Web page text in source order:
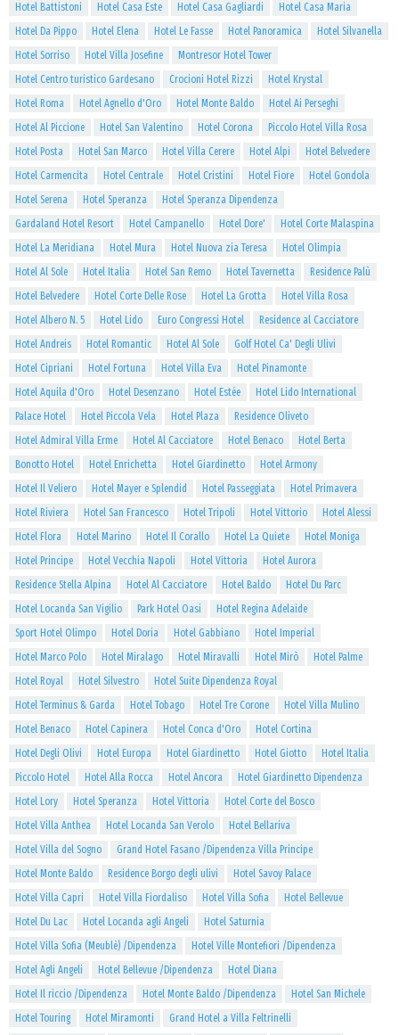
Hotel Battistoni
Hotel Casa Este Hotel Casa Gagliardi
Hotel Casa Maria
Hotel Da Pippo
Hotel Elena Hotel Le Fasse Hotel Panoramica
Hotel Silvanella
Hotel Sorriso
Hotel Villa Josefine
Montresor Hotel Tower
Hotel Centro turistico Gardesano
Crocioni Hotel Rizzi
Hotel Krystal
Hotel Roma
Hotel Agnello d'Oro Hotel Monte Baldo
Hotel Ai Perseghi
Hotel Al Piccione
Hotel San Valentino Hotel Corona
Piccolo Hotel Villa Rosa
Hotel Posta
Hotel San Marco Hotel Villa Cerere Hotel Alpi
Hotel Belvedere
Hotel Carmencita
Hotel Centrale Hotel Cristini Hotel Fiore
Hotel Gondola
Hotel Serena
Hotel Speranza
Hotel Speranza Dipendenza
Gardaland Hotel Resort
Hotel Campanello Hotel Dore'
Hotel Corte Malaspina
Hotel La Meridiana
Hotel Mura Hotel Nuova zia Teresa
Hotel Olimpia
Hotel Al Sole
Hotel Italia Hotel San Remo Hotel Tavernetta
Residence Palù
Hotel Belvedere
Hotel Corte Delle Rose Hotel La Grotta
Hotel Villa Rosa
Hotel Albero N. 5
Hotel Lido Euro Congressi Hotel
Residence al Cacciatore
Hotel Andreis
Hotel Romantic Hotel Al Sole
Golf Hotel Ca' Degli Ulivi
Hotel Cipriani
Hotel Fortuna Hotel Villa Eva
Hotel Pinamonte
Hotel Aquila d'Oro
Hotel Desenzano Hotel Estée
Hotel Lido International
Palace Hotel
Hotel Piccola Vela Hotel Plaza
Residence Oliveto
Hotel Admiral Villa Erme
Hotel Al Cacciatore Hotel Benaco
Hotel Berta
Bonotto Hotel
Hotel Enrichetta Hotel Giardinetto
Hotel Armony
Hotel Il Veliero
Hotel Mayer e Splendid Hotel Passeggiata
Hotel Primavera
Hotel Riviera
Hotel San Francesco Hotel Tripoli Hotel Vittorio
Hotel Alessi
Hotel Flora
Hotel Marino Hotel Il Corallo Hotel La Quiete
Hotel Moniga
Hotel Principe
Hotel Vecchia Napoli Hotel Vittoria
Hotel Aurora
Residence Stella Alpina
Hotel Al Cacciatore Hotel Baldo
Hotel Du Parc
Hotel Locanda San Vigilio
Park Hotel Oasi
Hotel Regina Adelaide
Sport Hotel Olimpo
Hotel Doria Hotel Gabbiano
Hotel Imperial
Hotel Marco Polo
Hotel Miralago Hotel Miravalli Hotel Mirò
Hotel Palme
Hotel Royal
Hotel Silvestro
Hotel Suite Dipendenza Royal
Hotel Terminus & Garda
Hotel Tobago Hotel Tre Corone
Hotel Villa Mulino
Hotel Benaco
Hotel Capinera Hotel Conca d'Oro
Hotel Cortina
Hotel Degli Olivi
Hotel Europa Hotel Giardinetto Hotel Giotto
Hotel Italia
Piccolo Hotel
Hotel Alla Rocca Hotel Ancora
Hotel Giardinetto Dipendenza
Hotel Lory
Hotel Speranza Hotel Vittoria
Hotel Corte del Bosco
Hotel Villa Anthea
Hotel Locanda San Verolo
Hotel Bellariva
Hotel Villa del Sogno
Grand Hotel Fasano /Dipendenza Villa Principe
Hotel Monte Baldo
Residence Borgo degli ulivi
Hotel Savoy Palace
Hotel Villa Capri
Hotel Villa Fiordaliso Hotel Villa Sofia
Hotel Bellevue
Hotel Du Lac
Hotel Locanda agli Angeli
Hotel Saturnia
Hotel Villa Sofia (Meublè) /Dipendenza
Hotel Ville Montefiori /Dipendenza
Hotel Agli Angeli
Hotel Bellevue /Dipendenza
Hotel Diana
Hotel Il riccio /Dipendenza
Hotel Monte Baldo /Dipendenza
Hotel San Michele
Hotel Touring
Hotel Miramonti
Grand Hotel a Villa Feltrinelli